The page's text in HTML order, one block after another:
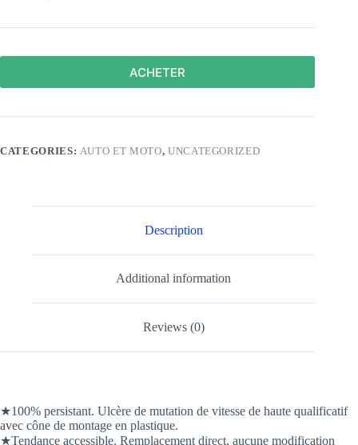
ACHETER
CATEGORIES: AUTO ET MOTO, UNCATEGORIZED
Description
Additional information
Reviews (0)
★100% persistant. Ulcère de mutation de vitesse de haute qualificatif
avec cône de montage en plastique.
★Tendance accessible. Remplacement direct, aucune modification